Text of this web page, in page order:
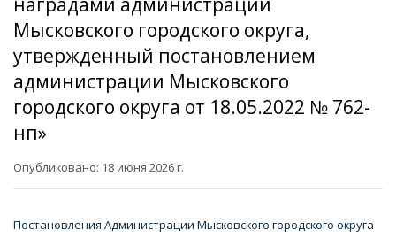
Мысковского городского округа,
утвержденный постановлением
администрации Мысковского
городского округа от 18.05.2022 № 762-
нп»
Опубликовано: 18 июня 2026 г.
Постановления Администрации Мысковского городского округа